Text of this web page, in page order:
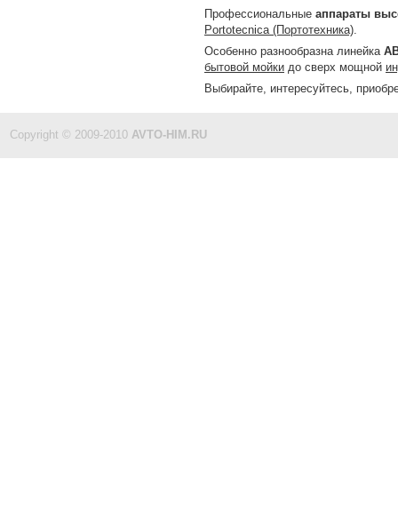
Профессиональные аппараты
Portotecnica (Портотехника).
Особенно разнообразна линейка
бытовой мойки до сверх мощной
Выбирайте, интересуйтесь,
Copyright © 2009-2010 AVTO-HIM.RU